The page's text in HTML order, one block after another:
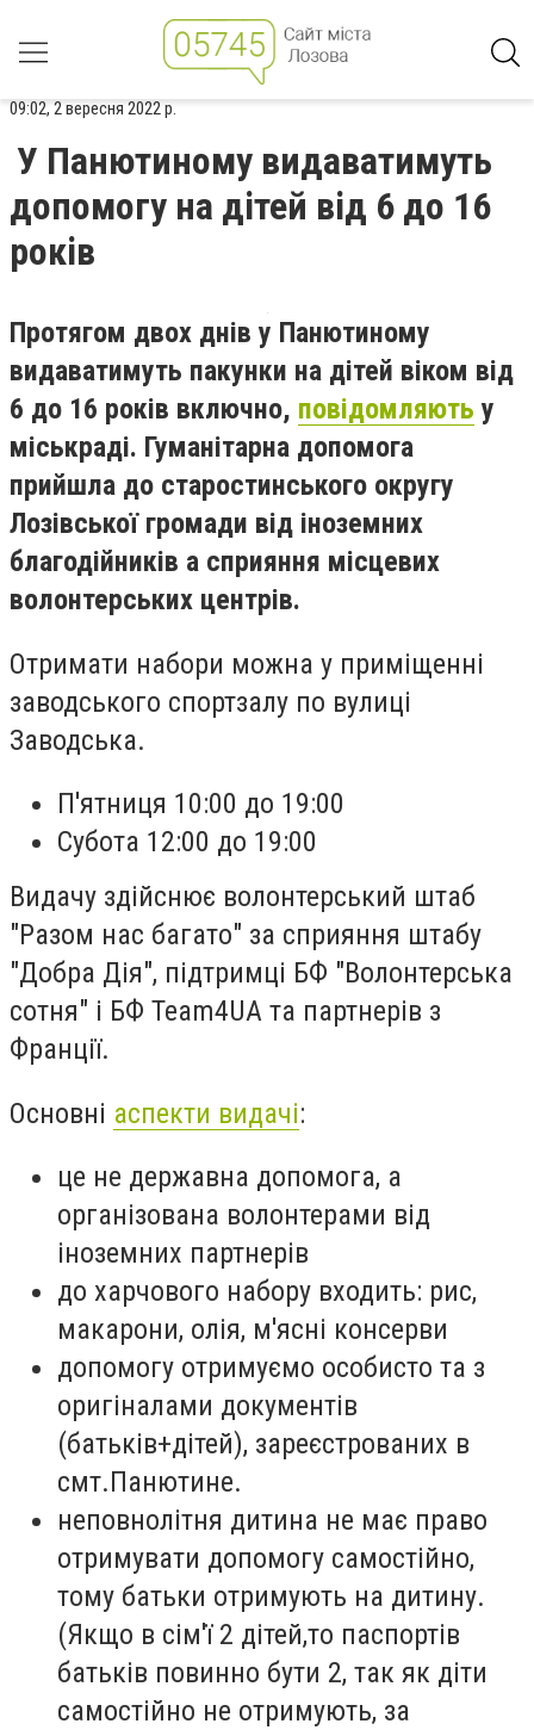
09:02, 2 вересня 2022 р.
У Панютиному видаватимуть
допомогу на дітей від 6 до 16
років
Протягом двох днів у Панютиному
видаватимуть пакунки на дітей віком від
6 до 16 років включно, повідомляють у
міськраді. Гуманітарна допомога
прийшла до старостинського округу
Лозівської громади від іноземних
благодійників а сприяння місцевих
волонтерських центрів.
Отримати набори можна у приміщенні
заводського спортзалу по вулиці
Заводська.
П'ятниця 10:00 до 19:00
Субота 12:00 до 19:00
Видачу здійснює волонтерський штаб
"Разом нас багато" за сприяння штабу
"Добра Дія", підтримці БФ "Волонтерська
сотня" і БФ Team4UA та партнерів з
Франції.
Основні аспекти видачі:
це не державна допомога, а
організована волонтерами від
іноземних партнерів
до харчового набору входить: рис,
макарони, олія, м'ясні консерви
допомогу отримуємо особисто та з
оригіналами документів
(батьків+дітей), зареєстрованих в
смт.Панютине.
неповнолітня дитина не має право
отримувати допомогу самостійно,
тому батьки отримують на дитину.
(Якщо в сім'ї 2 дітей,то паспортів
батьків повинно бути 2, так як діти
самостійно не отримують, за